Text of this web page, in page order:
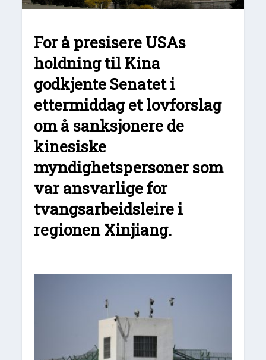
For å presisere USAs
holdning til Kina
godkjente Senatet i
ettermiddag et lovforslag
om å sanksjonere de
kinesiske
myndighetspersoner som
var ansvarlige for
tvangsarbeidsleire i
regionen Xinjiang.